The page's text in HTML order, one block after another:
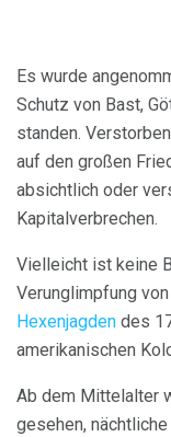
Es wurde
Schutz von Bast,
standen.
auf den großen
absichtlich oder
Kapitalverbrechen.
Vielleicht ist keine
Verunglimpfung
Hexenjagden des
amerikanischen
Ab dem Mittelalter
gesehen,